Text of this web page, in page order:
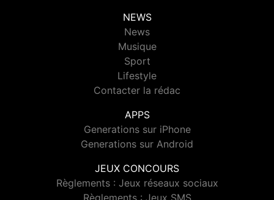
NEWS
News
Musique
Sport
Lifestyle
Contacter la rédac
APPS
Generations sur iPhone
Generations sur Android
JEUX CONCOURS
Règlements : Jeux réseaux sociaux